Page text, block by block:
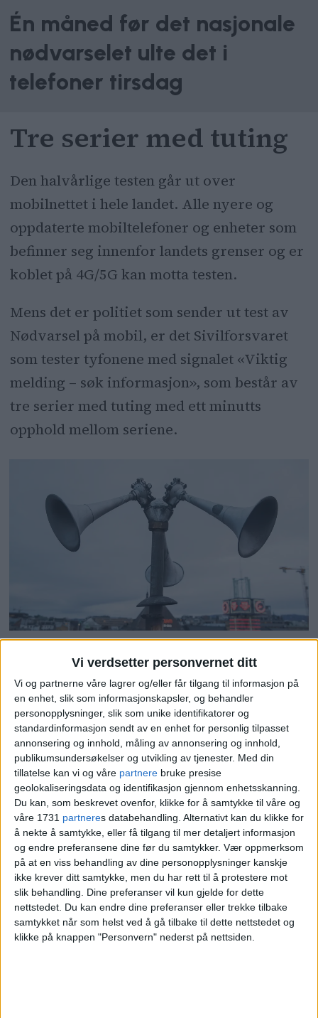
Vi verdsetter personvernet ditt
Vi og partnerne våre lagrer og/eller får tilgang til informasjon på
en enhet, slik som informasjonskapsler, og behandler
personopplysninger, slik som unike identifikatorer og
standardinformasjon sendt av en enhet for personlig tilpasset
annonsering og innhold, måling av annonsering og innhold,
publikumsundersøkelser og utvikling av tjenester. Med din
tillatelse kan vi og våre partnere bruke presise
geolokaliseringsdata og identifikasjon gjennom enhetsskanning.
Du kan, som beskrevet ovenfor, klikke for å samtykke til våre og
våre 1731 partneres databehandling. Alternativt kan du klikke for
å nekte å samtykke, eller få tilgang til mer detaljert informasjon
og endre preferansene dine før du samtykker. Vær oppmerksom
på at en viss behandling av dine personopplysninger kanskje
ikke krever ditt samtykke, men du har rett til å protestere mot
slik behandling. Dine preferanser vil kun gjelde for dette
nettstedet. Du kan endre dine preferanser eller trekke tilbake
samtykket når som helst ved å gå tilbake til dette nettstedet og
klikke på knappen "Personvern" nederst på nettsiden.
Én måned før det nasjonale
nødvarselet ulte det i
telefoner tirsdag
Tre serier med tuting
Den halvårlige testen går ut over
mobilnettet i hele landet. Alle nyere og
oppdaterte mobiltelefoner og enheter som
befinner seg innenfor landets grenser og er
koblet på 4G/5G kan motta testen.
Mens det er politiet som sender ut test av
Nødvarsel på mobil, er det Sivilforsvaret
som tester tyfonene med signalet «Viktig
melding – søk informasjon», som består av
tre serier med tuting med ett minutts
opphold mellom seriene.
Østbanehallen. I fredstid tester Sivilforsvaret alle
landets tyfoner to ganger i året, klokken 12.00 den
andre onsdagen i januar og i juni. Arkivfoto: Håkon
Mosvold Larsen / NTB
Dette skjer når Nødvarsel testes:
Testen utløses mellom klokken 11.55
og 12.10 den 8. januar 2025.
Når du mottar testen vibrerer
telefonen og spiller av en høy,
sireneaktig lyd i ca. 10 sekunder.